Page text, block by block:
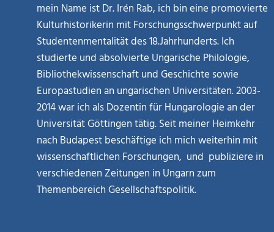
mein Name ist Dr. Irén Rab, ich bin eine promovierte
Kulturhistorikerin mit Forschungsschwerpunkt auf
Studentenmentalität des 18.Jahrhunderts. Ich
studierte und absolvierte Ungarische Philologie,
Bibliothekwissenschaft und Geschichte sowie
Europastudien an ungarischen Universitäten. 2003-
2014 war ich als Dozentin für Hungarologie an der
Universität Göttingen tätig. Seit meiner Heimkehr
nach Budapest beschäftige ich mich weiterhin mit
wissenschaftlichen Forschungen, und publiziere in
verschiedenen Zeitungen in Ungarn zum
Themenbereich Gesellschaftspolitik.